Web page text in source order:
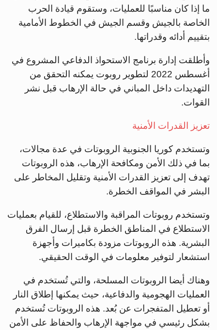
ما إذا كان مناسبًا للعمليات، وستقوم قيادة الحرب
الخاصة بالجيش وقسم الجيش في الخطوط الأمامية
بتقييم أدائه وقدراتها.
وأطلقت إدارة برنامج الاستحواذ الدفاعي المشروع في
أغسطس 2022 لتطوير روبوت يمكنه التحقق من
التهديدات داخل المباني في حالة الإرهاب قبل نشر
القوات.
تعزيز القدرات الأمنية
وتستخدم كوريا الجنوبية الروبوتات في عدة مجالات،
بما في ذلك الأمن ومكافحة الإرهاب، هذه الروبوتات
تهدف إلى تعزيز القدرات الأمنية وتقليل المخاطر على
البشر في المواقف الخطرة.
وتستخدم روبوتات المراقبة والاستطلاع، للقيام بعمليات
الاستطلاع في المناطق الخطرة قبل إرسال الفرق
البشرية. هذه الروبوتات مزودة بكاميرات وأجهزة
استشعار لتوفير معلومات في الوقت الحقيقي.
وهناك أيضا الروبوتات المسلحة، والتي تُستخدم في
العمليات الهجومية والدفاعية، حيث يمكنها إطلاق النار
أو تعطيل المتفجرات عن بُعد. هذه الروبوتات تُستخدم
بشكل رئيسي في مواجهة الإرهاب والحفاظ على الأمن